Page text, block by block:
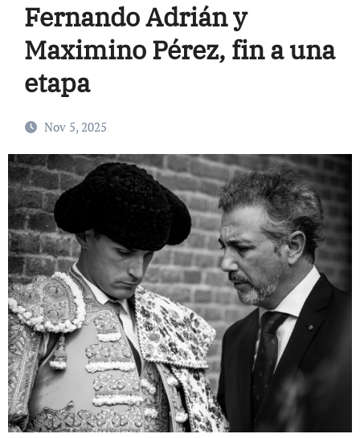
Fernando Adrián y
Maximino Pérez, fin a una
etapa
Nov 5, 2025